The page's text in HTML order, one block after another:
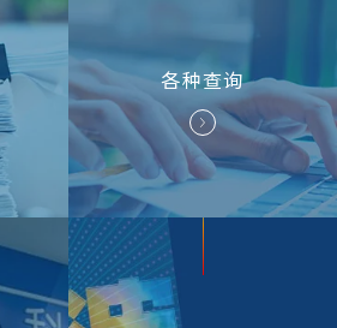
各种查询